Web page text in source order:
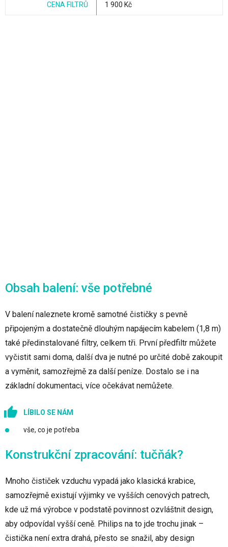
CENA FILTRŮ 1 900 Kč
Obsah balení: vše potřebné
V balení naleznete kromě samotné čističky s pevně
připojeným a dostatečně dlouhým napájecím kabelem (1,8 m)
také předinstalované filtry, celkem tři. První předfiltr můžete
vyčistit sami doma, další dva je nutné po určité době zakoupit
a vyměnit, samozřejmě za další peníze. Dostalo se i na
základní dokumentaci, více očekávat nemůžete.
LÍBILO SE NÁM
vše, co je potřeba
Konstrukční zpracování: tučňák?
Mnoho čističek vzduchu vypadá jako klasická krabice,
samozřejmě existují výjimky ve vyšších cenových patrech,
kde už má výrobce v podstatě povinnost ozvláštnit design,
aby odpovídal vyšší ceně. Philips na to jde trochu jinak –
čistička není extra drahá, přesto se snažil, aby design